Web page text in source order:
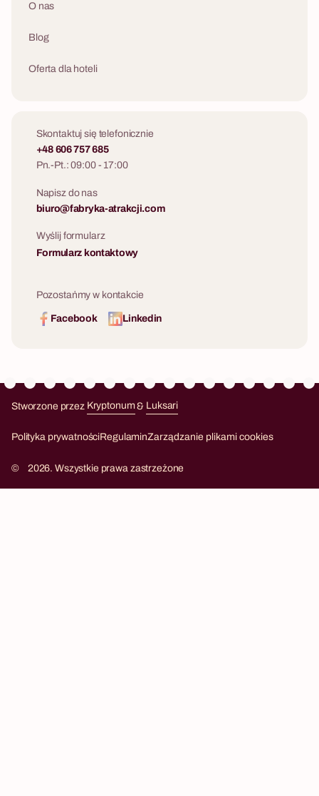
O nas
Blog
Oferta dla hoteli
Skontaktuj się telefonicznie
+48 606 757 685
Pn.-Pt.: 09:00 - 17:00
Napisz do nas
biuro@fabryka-atrakcji.com
Wyślij formularz
Formularz kontaktowy
Pozostańmy w kontakcie
Facebook Linkedin
Stworzone przez Kryptonum& Luksari
Polityka prywatnościRegulaminZarządzanie plikami cookies
© 2026. Wszystkie prawa zastrzeżone